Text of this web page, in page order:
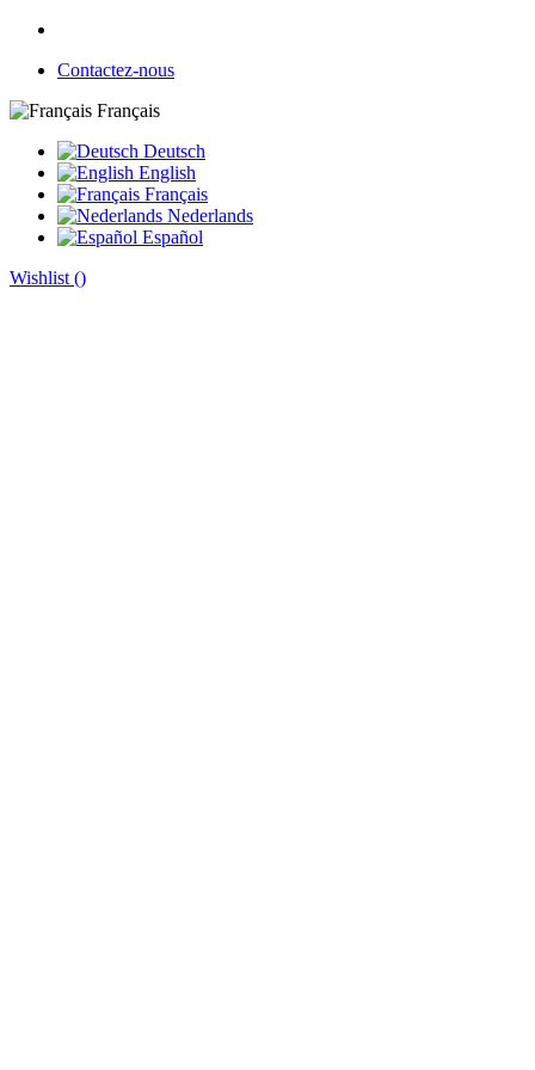
Contactez-nous
Français
Deutsch
English
Français
Nederlands
Español
Wishlist ()